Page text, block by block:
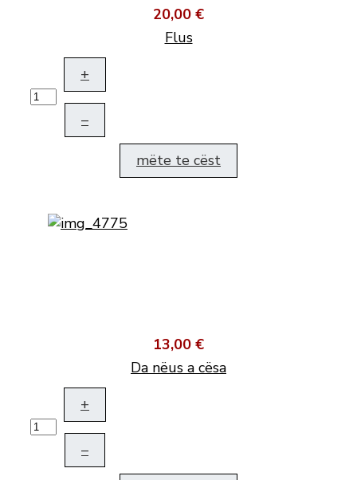
20,00 €
Flus
+
–
mëte te cëst
13,00 €
Da nëus a cësa
+
–